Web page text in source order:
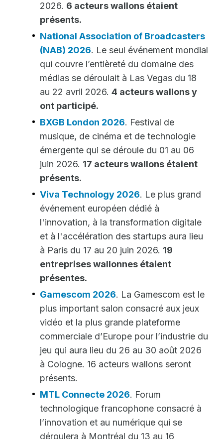
2026. 6 acteurs wallons étaient
présents.
National Association of Broadcasters
(NAB) 2026. Le seul événement mondial
qui couvre l’entièreté du domaine des
médias se déroulait à Las Vegas du 18
au 22 avril 2026. 4 acteurs wallons y
ont participé.
BXGB London 2026. Festival de
musique, de cinéma et de technologie
émergente qui se déroule du 01 au 06
juin 2026. 17 acteurs wallons étaient
présents.
Viva Technology 2026. Le plus grand
événement européen dédié à
l'innovation, à la transformation digitale
et à l'accélération des startups aura lieu
à Paris du 17 au 20 juin 2026. 19
entreprises wallonnes étaient
présentes.
Gamescom 2026. La Gamescom est le
plus important salon consacré aux jeux
vidéo et la plus grande plateforme
commerciale d’Europe pour l’industrie du
jeu qui aura lieu du 26 au 30 août 2026
à Cologne. 16 acteurs wallons seront
présents.
MTL Connecte 2026. Forum
technologique francophone consacré à
l’innovation et au numérique qui se
déroulera à Montréal du 13 au 16